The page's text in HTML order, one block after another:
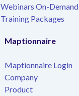
Webinars On-Demand
Training Packages
Maptionnaire
Maptionnaire Login
Company
Product